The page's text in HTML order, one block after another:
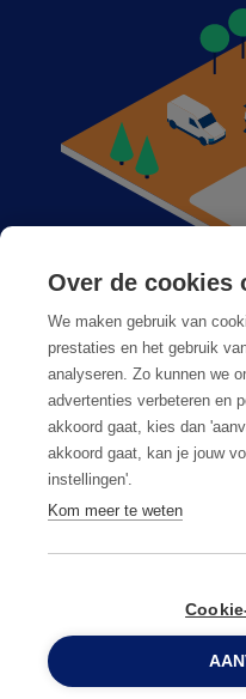
Anticimex
Postes
Foire aux
Conditions
©
Over de cookies
We maken gebruik van
prestaties en het gebruik
analyseren. Zo kunnen we
advertenties verbeteren en
akkoord gaat, kies dan
akkoord gaat, kan je jouw
instellingen'.
Kom meer te weten